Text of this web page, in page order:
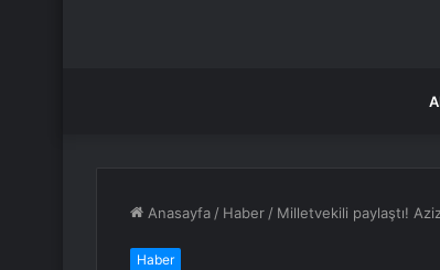
Anasayfa / Haber / Milletvekili paylaştı!
Haber